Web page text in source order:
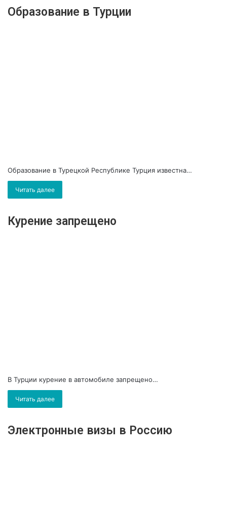
Образование в Турции
Образование в Турецкой Республике Турция известна…
Читать далее
Курение запрещено
В Турции курение в автомобиле запрещено…
Читать далее
Электронные визы в Россию